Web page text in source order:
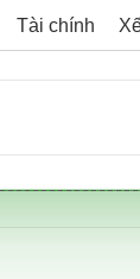
Tài chính